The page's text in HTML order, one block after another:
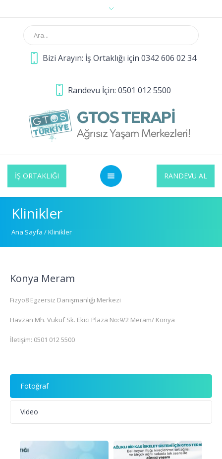
Bizi Arayın: İş Ortaklığı için 0342 606 02 34
Randevu İçin: 0501 012 5500
İŞ ORTAKLIĞI RANDEVU AL
Klinikler
Ana Sayfa /Klinikler
Konya Meram
Fizyo8 Egzersiz Danışmanlığı Merkezi
Havzan Mh. Vukuf Sk. Ekici Plaza No:9/2 Meram/ Konya
İletişim: 0501 012 5500
Fotoğraf
Video